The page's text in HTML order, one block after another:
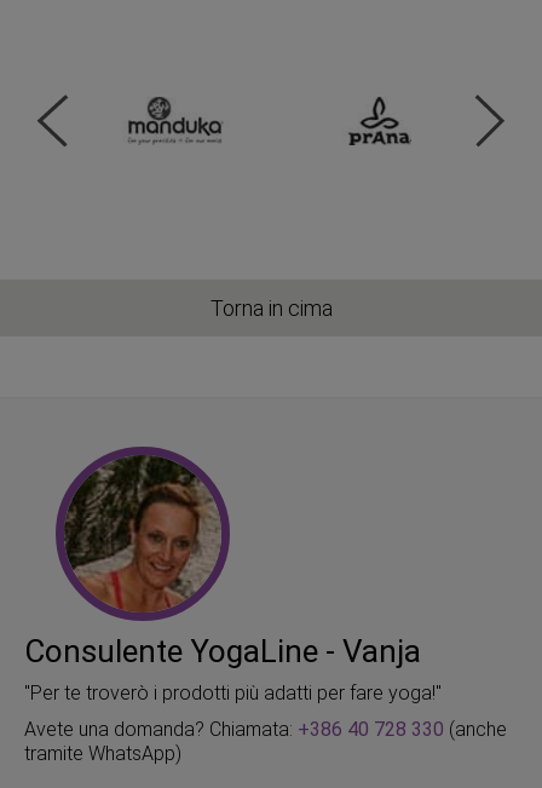
Torna in cima
Consulente YogaLine - Vanja
"Per te troverò i prodotti più adatti per fare yoga!"
Avete una domanda? Chiamata: +386 40 728 330 (anche
tramite WhatsApp)